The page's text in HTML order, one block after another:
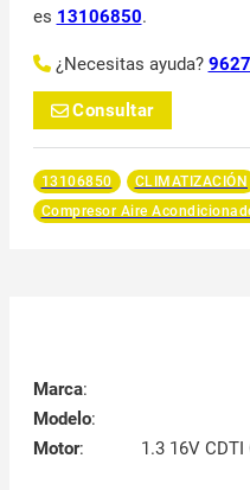
es 13106850.
¿Necesitas ayuda?
Consultar
13106850
CLIMATIZACIÓN
Compresor Aire
Marca:
Modelo:
Motor:
1.3 16V CDTI